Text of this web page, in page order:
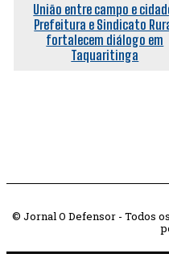
União entre campo e
Prefeitura e Sindicato
fortalecem diálogo em
Taquaritinga
© Jornal O Defensor - Todos